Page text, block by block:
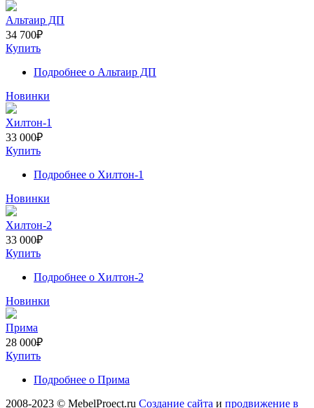
Альтаир ДП
34 700₽
Купить
Подробнее о Альтаир ДП
Новинки
Хилтон-1
33 000₽
Купить
Подробнее о Хилтон-1
Новинки
Хилтон-2
33 000₽
Купить
Подробнее о Хилтон-2
Новинки
Прима
28 000₽
Купить
Подробнее о Прима
2008-2023 © MebelProect.ru Создание сайта и продвижение в